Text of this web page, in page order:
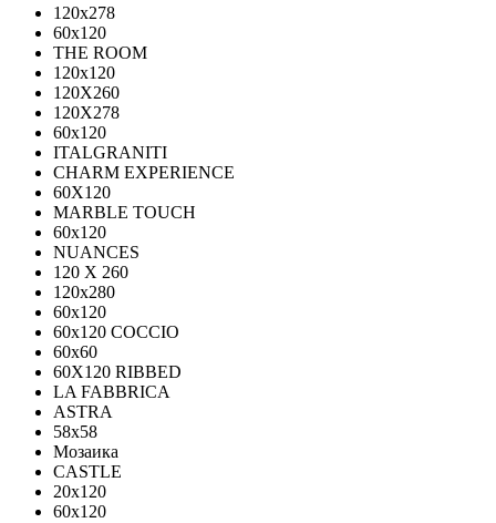
120x278
60x120
THE ROOM
120x120
120X260
120X278
60x120
ITALGRANITI
CHARM EXPERIENCE
60X120
MARBLE TOUCH
60х120
NUANCES
120 X 260
120x280
60x120
60x120 COCCIO
60x60
60Х120 RIBBED
LA FABBRICA
ASTRA
58x58
Мозаика
CASTLE
20x120
60x120